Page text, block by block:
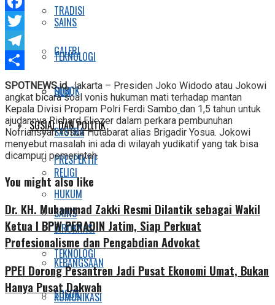
SAINS
TEKNOLOGI
SOSOK
SOSIAL DAN POLITIK
PRESPEKTIF
HUKUM
BIROKRASI
KEBANGSAAN
KOMUNIKASI
TRADISI
GALERI
FILM
SASTRA
RELIGI
SAINS
TEKNOLOGI
SOSOK
Facebook
Twitter
Telegram
Share
SPOTNEWS.id,Jakarta – Presiden Joko Widodo atau Jokowi
angkat bicara soal vonis hukuman mati terhadap mantan
Kepala Divisi Propam Polri Ferdi Sambo dan 1,5 tahun untuk
ajudannya Richard Eliezer dalam perkara pembunuhan
Nofriansyah Yosua Hutabarat alias Brigadir Yosua. Jokowi
menyebut masalah ini ada di wilayah yudikatif yang tak bisa
dicampuri pemerintah.
You might also like
Dr. KH. Muhammad Zakki Resmi Dilantik sebagai Wakil
Ketua I BPW PERADIN Jatim, Siap Perkuat
Profesionalisme dan Pengabdian Advokat
PPEI Dorong Pesantren Jadi Pusat Ekonomi Umat, Bukan
Hanya Pusat Dakwah